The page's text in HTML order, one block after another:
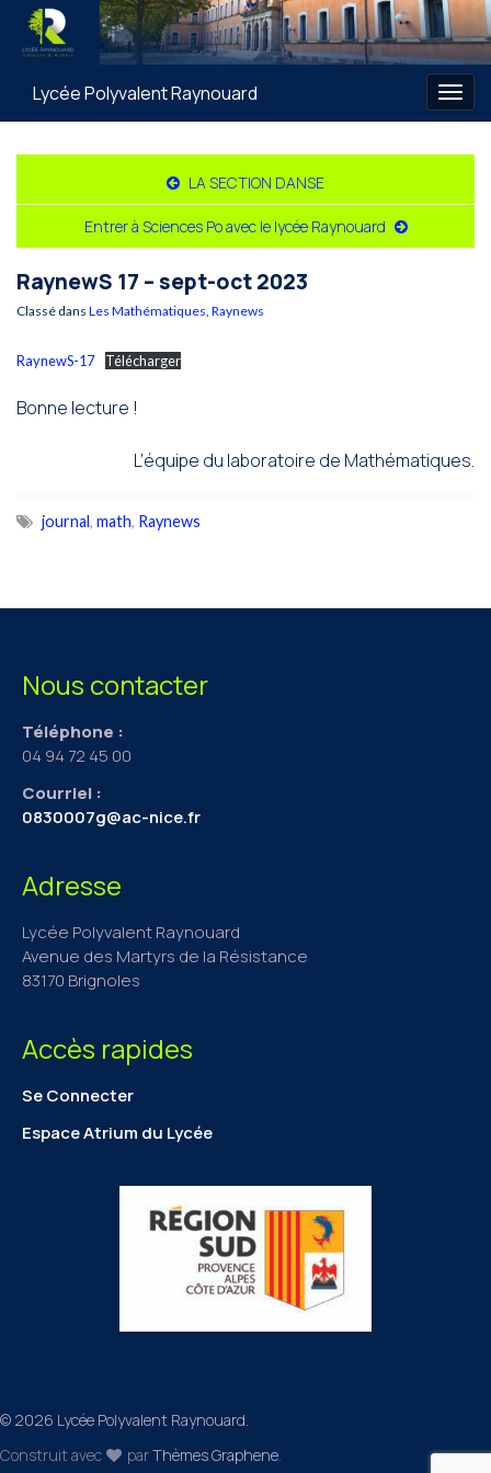
Lycée Polyvalent Raynouard
LA SECTION DANSE
Entrer à Sciences Po avec le lycée Raynouard
RaynewS 17 – sept-oct 2023
Classé dans Les Mathématiques Raynews
RaynewS-17 Télécharger
Bonne lecture !
L’équipe du laboratoire de Mathématiques.
journal, math, Raynews
Nous contacter
Téléphone :
04 94 72 45 00
Courriel :
0830007g@ac-nice.fr
Adresse
Lycée Polyvalent Raynouard
Avenue des Martyrs de la Résistance
83170 Brignoles
Accès rapides
Se Connecter
Espace Atrium du Lycée
© 2026 Lycée Polyvalent Raynouard.
Construit avec
parThèmes Graphene.